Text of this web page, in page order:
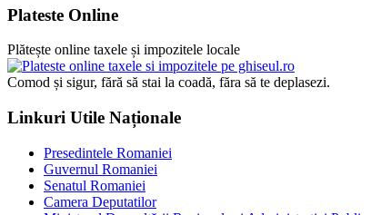
Plateste Online
Plătește online taxele și impozitele locale
Comod și sigur, fără să stai la coadă, făra să te deplasezi.
Linkuri Utile Naționale
Presedintele Romaniei
Guvernul Romaniei
Senatul Romaniei
Camera Deputatilor